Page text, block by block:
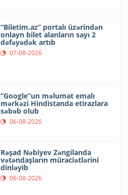
“Biletim.az” portalı üzərindən
onlayn bilet alanların sayı 2
dəfəyədək artıb
07-08-2026
“Google”un məlumat emalı
mərkəzi Hindistanda etirazlara
səbəb olub
06-08-2026
Rəşad Nəbiyev Zəngilanda
vətəndaşların müraciətlərini
dinləyib
06-08-2026